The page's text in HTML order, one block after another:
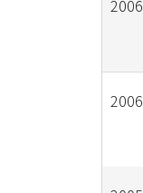
2006
2006